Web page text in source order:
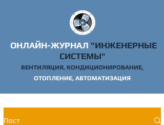
ОНЛАЙН-ЖУРНАЛ "ИНЖЕНЕРНЫЕ
СИСТЕМЫ"
ВЕНТИЛЯЦИЯ, КОНДИЦИОНИРОВАНИЕ,
ОТОПЛЕНИЕ, АВТОМАТИЗАЦИЯ
Пост